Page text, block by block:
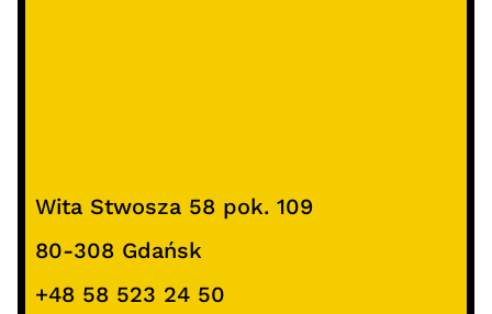
Wita Stwosza 58 pok. 109
80-308 Gdańsk
+48 58 523 24 50